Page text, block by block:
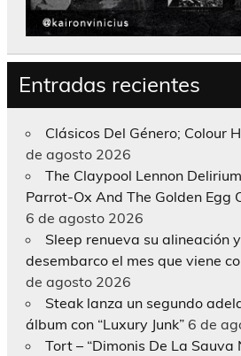
Entradas recientes
Clásicos Del Género; Colour
de agosto 2026
The Claypool Lennon
Parrot-Ox And The Golden Egg
6 de agosto 2026
Sleep renueva su alineación
desembarco el mes que viene
de agosto 2026
Steak lanza un segundo
álbum con “Luxury Junk” 6 de
Tort – “Dimonis De La Sauva